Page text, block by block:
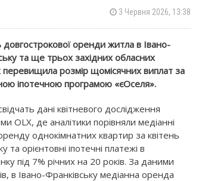
3 Червня 2026, 13:38
довгострокової оренди житла в Івано-
та ще трьох західних обласних
розмір щомісячних виплат за
іпотечною програмою «єОселя».
дані квітневого дослідження
OLX, де аналітики порівняли медіанні
однокімнатних квартир за квітень
та орієнтовні іпотечні платежі в
під 7% річних на 20 років. За даними
в Івано-Франківську медіанна оренда